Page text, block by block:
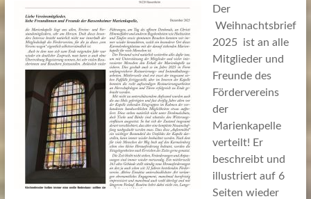
Der
Weihnachtsbrief
2025 ist an alle
Mitglieder und
Freunde des
Fördervereins
der
Marienkapelle
verteilt! Er
beschreibt und
illustriert auf 6
Seiten wieder